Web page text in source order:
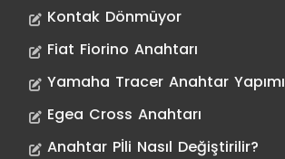
Kontak Dönmüyor
Fiat Fiorino Anahtarı
Yamaha Tracer Anahtar Yapımı
Egea Cross Anahtarı
Anahtar Pİli Nasıl Değiştirilir?